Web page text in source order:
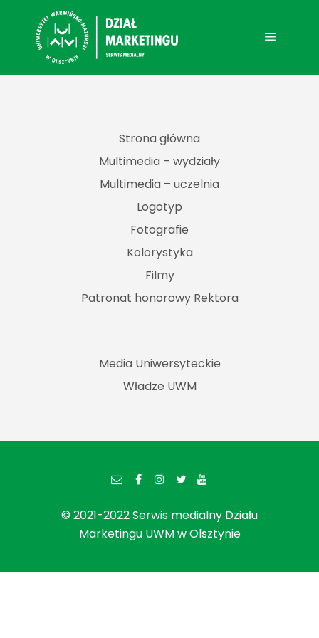
Strona główna
Multimedia – wydziały
Multimedia – uczelnia
Logotyp
Fotografie
Kolorystyka
Filmy
Patronat honorowy Rektora
Media Uniwersyteckie
Władze UWM
© 2021-2022 Serwis medialny Działu
Marketingu UWM w Olsztynie